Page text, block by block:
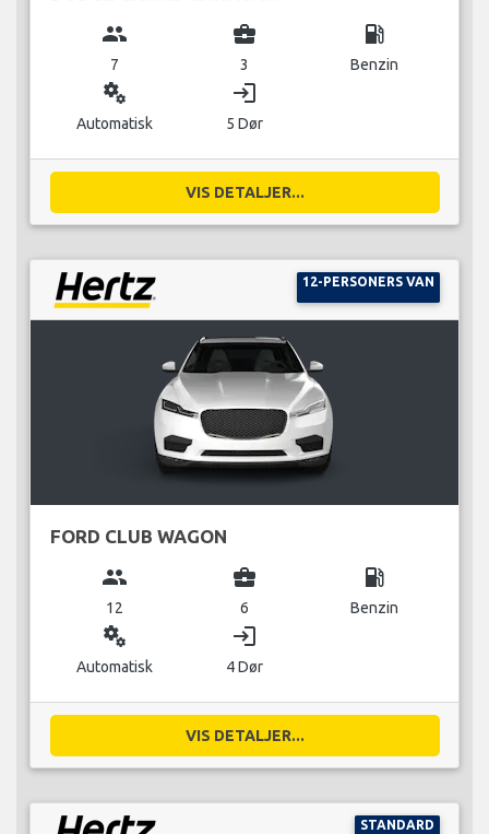
group
7
business_center
3
local_gas_station
Benzin
miscellaneous_services
Automatisk
login
5 Dør
VIS DETALJER...
12-PERSONERS VAN
FORD CLUB WAGON
group
12
business_center
6
local_gas_station
Benzin
miscellaneous_services
Automatisk
login
4 Dør
VIS DETALJER...
STANDARD